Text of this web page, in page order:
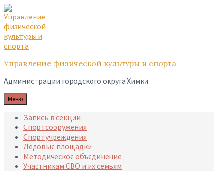
Skip
to
content
Skip
to
main
navigation
Skip
to
footer
Управление физической культуры и спорта
Администрации городского округа Химки
Меню
Запись в секции
Спортсооружения
Спортучреждения
Ледовые площадки
Методическое объединение
Участникам СВО и их семьям